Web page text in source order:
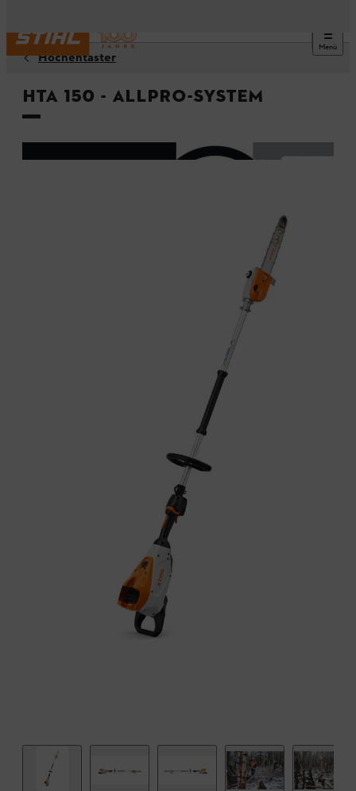
Menü
Hochentaster
HTA 150 - ALLPRO-System